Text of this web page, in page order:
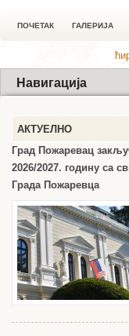
ПОЧЕТАК ГАЛЕРИЈА
Навигација
АКТУЕЛНО
Град Пожаревац
2026/2027. годину са
Града Пожаревца